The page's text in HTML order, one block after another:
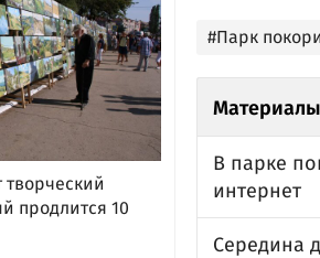
продлится 10
#Парк
В парке
интернет
Середина